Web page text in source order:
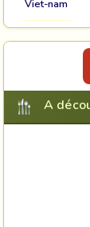
Viet-nam
A